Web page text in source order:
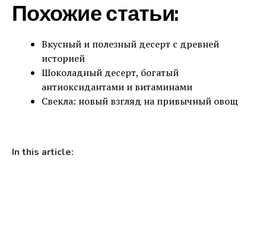
Похожие статьи:
Вкусный и полезный десерт с древней
историей
Шоколадный десерт, богатый
антиоксидантами и витаминами
Свекла: новый взгляд на привычный овощ
In this article: